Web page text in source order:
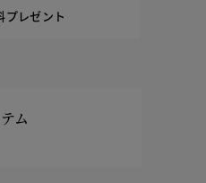
プレゼント
ム